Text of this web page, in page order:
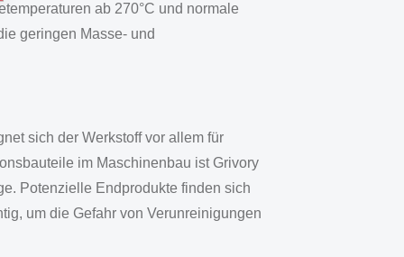
ab 270°C und normale
geringen Masse- und
sich der Werkstoff vor allem für
im Maschinenbau ist Grivory
Potenzielle Endprodukte finden sich
um die Gefahr von Verunreinigungen